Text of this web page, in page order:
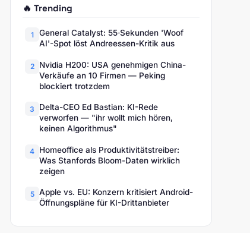
🔥 Trending
1
General Catalyst: 55‑Sekunden 'Woof
AI'-Spot löst Andreessen-Kritik aus
2
Nvidia H200: USA genehmigen China-
Verkäufe an 10 Firmen — Peking
blockiert trotzdem
3
Delta-CEO Ed Bastian: KI-Rede
verworfen — "ihr wollt mich hören,
keinen Algorithmus"
4 Homeoffice als Produktivitätstreiber:
Was Stanfords Bloom-Daten wirklich
zeigen
5 Apple vs. EU: Konzern kritisiert Android-
Öffnungspläne für KI-Drittanbieter